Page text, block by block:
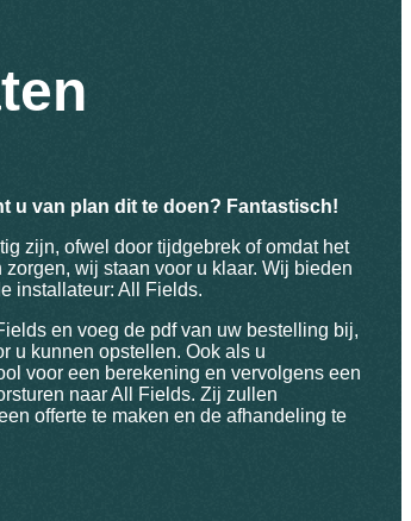
u van plan dit te doen? Fantastisch!
zijn, ofwel door tijdgebrek of omdat het
wij staan voor u klaar. Wij bieden
installateur: All Fields.
en voeg de pdf van uw bestelling bij,
u kunnen opstellen. Ook als u
voor een berekening en vervolgens een
naar All Fields. Zij zullen
offerte te maken en de afhandeling te